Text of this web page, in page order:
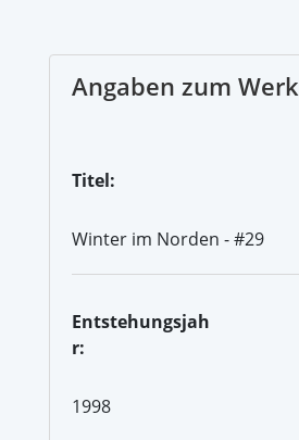
Angaben zum Werk
Titel:
Winter im Norden - #29
Entstehungsjah
r:
1998